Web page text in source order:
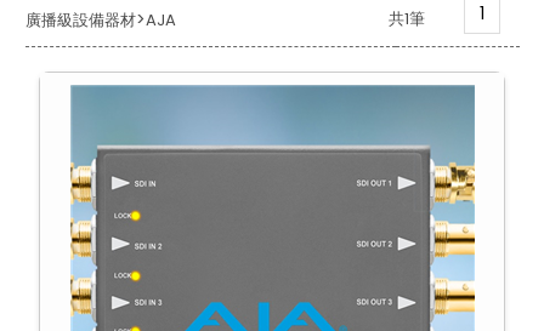
廣播級設備器材>AJA 共1筆 1